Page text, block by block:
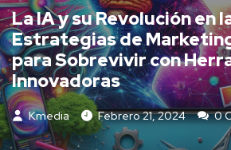
La IA y su Revolución en
Estrategias de
para Sobrevivir con
Innovadoras
Kmedia Febrero 21, 2024
0